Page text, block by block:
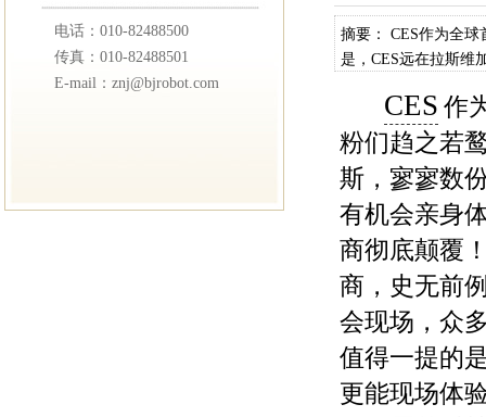
电话：010-82488500
传真：010-82488501
E-mail：znj@bjrobot.com
摘要： CES作为全
是，CES远在拉斯维
CES 作
粉们趋之若
斯，寥寥数
有机会亲身
商彻底颠覆
商，史无前
会现场，众
值得一提的
更能现场体